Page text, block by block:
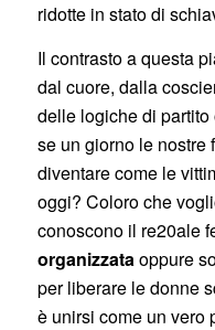
ridotte in stato di
Il contrasto a questa
dal cuore, dalla
delle logiche di
se un giorno le nostre
diventare come le
oggi? Coloro che
conoscono il re20ale
organizzataoppure
per liberare le donne
è unirsi come un vero